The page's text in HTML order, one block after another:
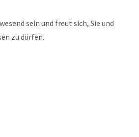
sein und freut sich, Sie und
zu dürfen.